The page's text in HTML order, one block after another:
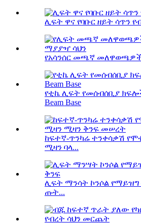
ሊፍት ዋና የባቡር ዘይት ሳጥን
የአሳንሰር መጫኛ መለዋወጫዎች
የቲኬ ሊፍት የመሰብሰቢያ
Beam Base
ከፍተኛ-ጥንካሬ ተንቀሳቃሽ
ሚዛን ባላ...
ሊፍት ማንሳት ኮንሶል
ጡት...